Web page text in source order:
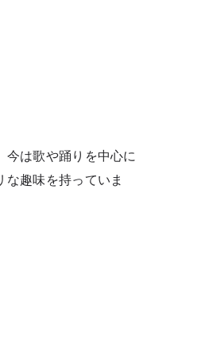
は歌や踊りを中心に
趣味を持っていま